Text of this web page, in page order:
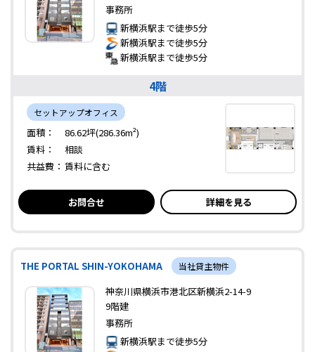
事務所
新横浜駅まで徒歩5分
新横浜駅まで徒歩5分
新横浜駅まで徒歩5分
4階
セットアップオフィス
面積：
86.62坪(286.36m²)
賃料：
相談
共益費： 賃料に含む
お問合せ 詳細を見る
THE PORTAL SHIN-YOKOHAMA 当社貸主物件
神奈川県横浜市港北区新横浜2-14-9
9階建
事務所
新横浜駅まで徒歩5分